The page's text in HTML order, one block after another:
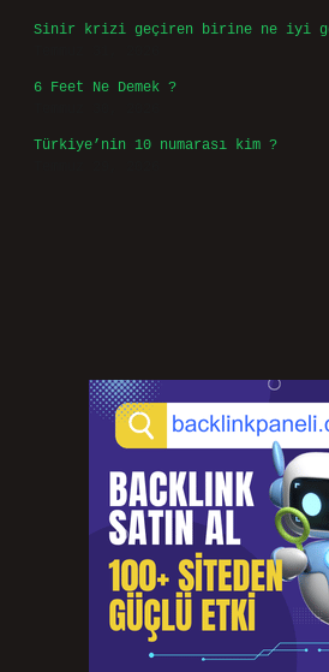
Sinir krizi geçiren birine ne iyi
6 Feet Ne Demek ?
Türkiye’nin 10 numarası kim ?